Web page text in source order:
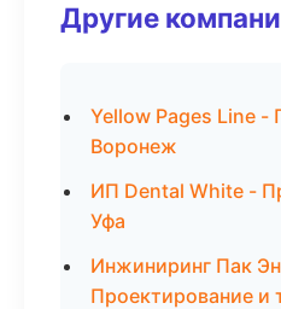
Другие
Yellow Pages Line -
Воронеж
ИП Dental White -
Уфа
Инжиниринг Пак
Проектирование и